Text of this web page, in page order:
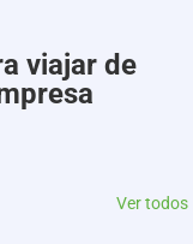
viajar de
Ver todos